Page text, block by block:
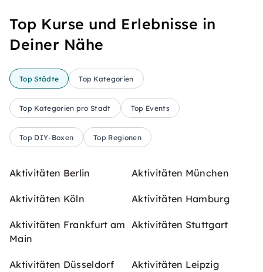
Top Kurse und Erlebnisse in
Deiner Nähe
Top Städte Top Kategorien
Top Kategorien pro Stadt Top Events
Top DIY-Boxen Top Regionen
Aktivitäten Berlin Aktivitäten München
Aktivitäten Köln Aktivitäten Hamburg
Aktivitäten Frankfurt am
Main
Aktivitäten Stuttgart
Aktivitäten Düsseldorf Aktivitäten Leipzig